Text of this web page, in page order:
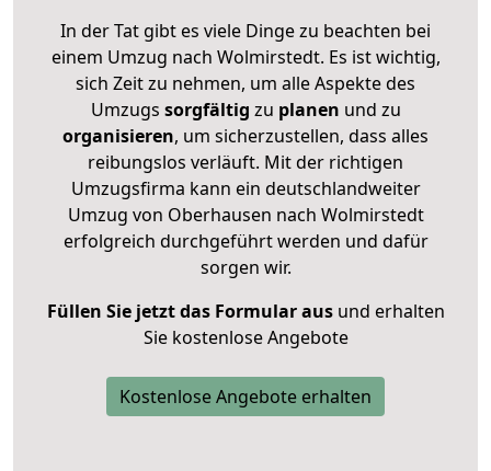
In der Tat gibt es viele Dinge zu beachten bei
einem Umzug nach Wolmirstedt. Es ist wichtig,
sich Zeit zu nehmen, um alle Aspekte des
Umzugs sorgfältig zu planen und zu
organisieren, um sicherzustellen, dass alles
reibungslos verläuft. Mit der richtigen
Umzugsfirma kann ein deutschlandweiter
Umzug von Oberhausen nach Wolmirstedt
erfolgreich durchgeführt werden und dafür
sorgen wir.
Füllen Sie jetzt das Formular ausund erhalten
Sie kostenlose Angebote
Kostenlose Angebote erhalten